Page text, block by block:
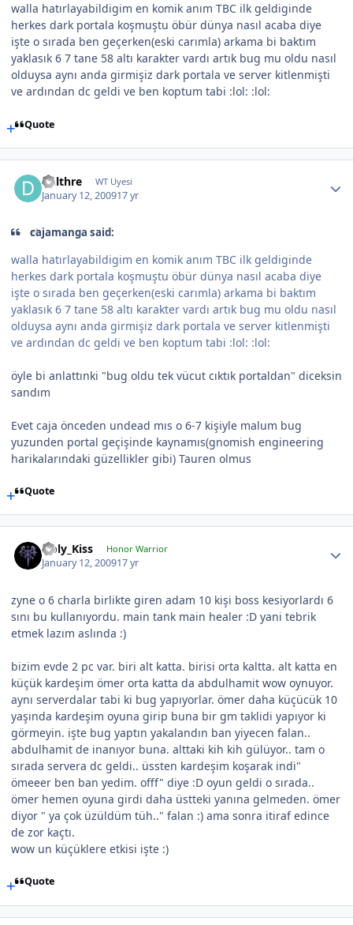
walla hatırlayabildigim en komik anım TBC ilk geldiginde
herkes dark portala koşmuştu öbür dünya nasıl acaba diye
işte o sırada ben geçerken(eski carımla) arkama bi baktım
yaklasık 6 7 tane 58 altı karakter vardı artık bug mu oldu nasıl
olduysa aynı anda girmişiz dark portala ve server kitlenmişti
ve ardından dc geldi ve ben koptum tabi :lol: :lol:
Quote
Delthre WT Uyesi
January 12, 200917 yr
cajamanga said:
walla hatırlayabildigim en komik anım TBC ilk geldiginde
herkes dark portala koşmuştu öbür dünya nasıl acaba diye
işte o sırada ben geçerken(eski carımla) arkama bi baktım
yaklasık 6 7 tane 58 altı karakter vardı artık bug mu oldu nasıl
olduysa aynı anda girmişiz dark portala ve server kitlenmişti
ve ardından dc geldi ve ben koptum tabi :lol: :lol:
öyle bi anlattınki "bug oldu tek vücut cıktık portaldan" diceksin
sandım
Evet caja önceden undead mıs o 6-7 kişiyle malum bug
yuzunden portal geçişinde kaynamıs(gnomish engineering
harikalarındaki güzellikler gibi) Tauren olmus
Quote
Holy_Kiss Honor Warrior
January 12, 200917 yr
zyne o 6 charla birlikte giren adam 10 kişi boss kesiyorlardı 6
sını bu kullanıyordu. main tank main healer :D yani tebrik
etmek lazım aslında :)
bizim evde 2 pc var. biri alt katta. birisi orta kaltta. alt katta en
küçük kardeşim ömer orta katta da abdulhamit wow oynuyor.
aynı serverdalar tabi ki bug yapıyorlar. ömer daha küçücük 10
yaşında kardeşim oyuna girip buna bir gm taklidi yapıyor ki
görmeyin. işte bug yaptın yakalandın ban yiyecen falan..
abdulhamit de inanıyor buna. alttaki kih kih gülüyor.. tam o
sırada servera dc geldi.. üssten kardeşim koşarak indi"
ömeeer ben ban yedim. offf" diye :D oyun geldi o sırada..
ömer hemen oyuna girdi daha üstteki yanına gelmeden. ömer
diyor " ya çok üzüldüm tüh.." falan :) ama sonra itiraf edince
de zor kaçtı.
wow un küçüklere etkisi işte :)
Quote